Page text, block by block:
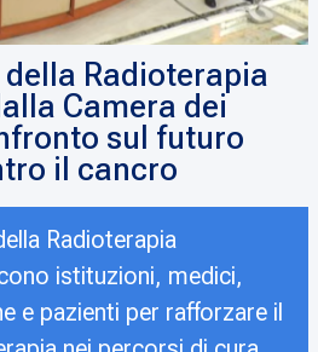
Radioterapia
Camera dei
sul futuro
il cancro
Radioterapia
istituzioni, medici,
e pazienti per rafforzare il